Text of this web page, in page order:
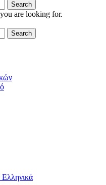
Search
are looking for.
Search
Ελληνικά